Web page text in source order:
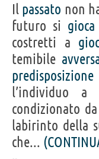
Il passato non
futuro si gioca
costretti a
temibile
predisposizione
l’individuo a
condizionato da
labirinto della
che...